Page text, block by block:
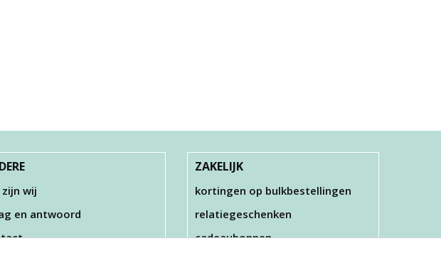
wij
en antwoord
ZAKELIJK
kortingen op bulkbestellingen
relatiegeschenken
cadeaubonnen